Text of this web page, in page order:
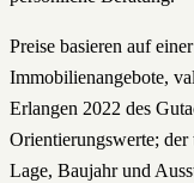
Preise basieren auf
Immobilienangebote,
Erlangen 2022 des
Orientierungswerte;
Lage, Baujahr und